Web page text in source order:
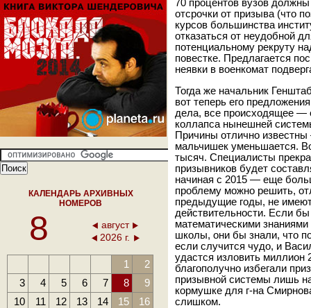
КАЛЕНДАРЬ АРХИВНЫХ
НОМЕРОВ
8
август
2026 г.
1
2
3
4 5 6 7 8
9
10
11 12 13 14 15
16
70 процентов вузов
отсрочки от призыва (что
курсов большинства
отказаться от неудобной
потенциальному рекруту
повестке. Предлагается
неявки в военкомат
Тогда же начальник
вот теперь его
дела, все происходящее —
коллапса нынешней
Причины отлично
мальчишек уменьшается.
тысяч. Специалисты
призывников будет
начиная с 2015 — еще
проблему можно решить,
предыдущие годы, не
действительности. Если
математическими
школы, они бы знали, что
если случится чудо, и
удастся изловить миллион
благополучно избегали
призывной системы лишь
кормушке для г-на
слишком.